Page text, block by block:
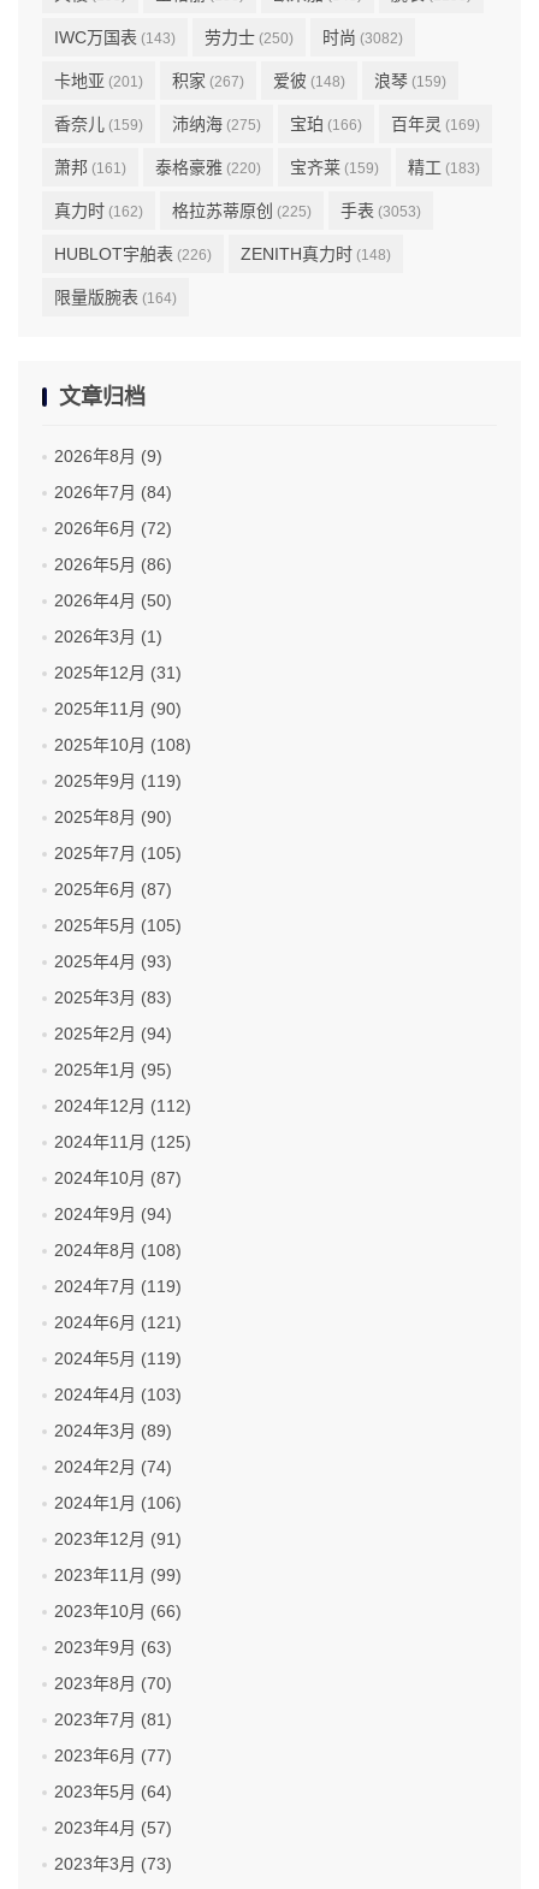
IWC万国表 (143) 劳力士 (250) 时尚 (3082)
卡地亚 (201) 积家 (267) 爱彼 (148) 浪琴 (159)
香奈儿 (159) 沛纳海 (275) 宝珀 (166) 百年灵 (169)
萧邦 (161) 泰格豪雅 (220) 宝齐莱 (159) 精工 (183)
真力时 (162) 格拉苏蒂原创 (225) 手表 (3053)
HUBLOT宇舶表 (226) ZENITH真力时 (148)
限量版腕表 (164)
文章归档
2026年8月 (9)
2026年7月 (84)
2026年6月 (72)
2026年5月 (86)
2026年4月 (50)
2026年3月 (1)
2025年12月 (31)
2025年11月 (90)
2025年10月 (108)
2025年9月 (119)
2025年8月 (90)
2025年7月 (105)
2025年6月 (87)
2025年5月 (105)
2025年4月 (93)
2025年3月 (83)
2025年2月 (94)
2025年1月 (95)
2024年12月 (112)
2024年11月 (125)
2024年10月 (87)
2024年9月 (94)
2024年8月 (108)
2024年7月 (119)
2024年6月 (121)
2024年5月 (119)
2024年4月 (103)
2024年3月 (89)
2024年2月 (74)
2024年1月 (106)
2023年12月 (91)
2023年11月 (99)
2023年10月 (66)
2023年9月 (63)
2023年8月 (70)
2023年7月 (81)
2023年6月 (77)
2023年5月 (64)
2023年4月 (57)
2023年3月 (73)